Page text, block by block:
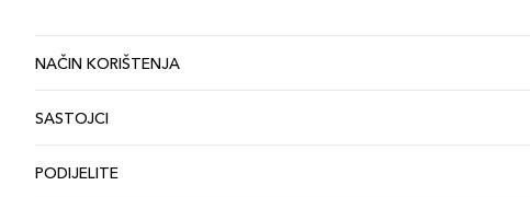
NAČIN KORIŠTENJA
SASTOJCI
PODIJELITE